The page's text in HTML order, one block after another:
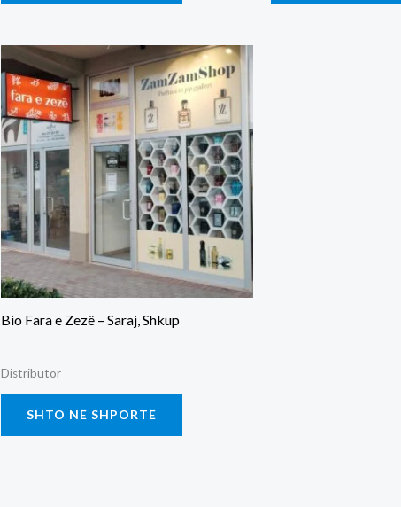
Bio Fara e Zezë – Saraj, Shkup
Distributor
SHTO NË SHPORTË